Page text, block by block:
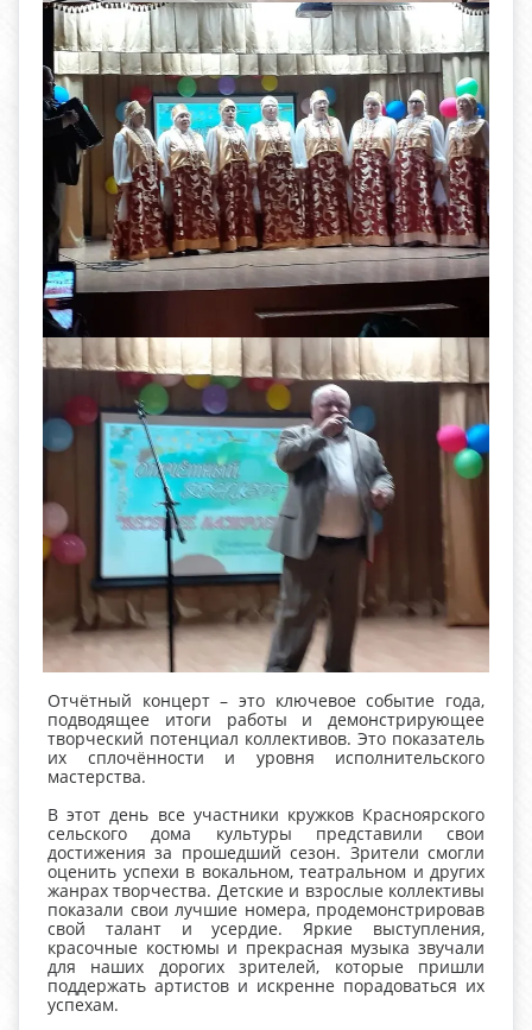
Отчётный концерт – это ключевое событие года,
подводящее итоги работы и демонстрирующее
творческий потенциал коллективов. Это показатель
их сплочённости и уровня исполнительского
мастерства.
В этот день все участники кружков Красноярского
сельского дома культуры представили свои
достижения за прошедший сезон. Зрители смогли
оценить успехи в вокальном, театральном и других
жанрах творчества. Детские и взрослые коллективы
показали свои лучшие номера, продемонстрировав
свой талант и усердие. Яркие выступления,
красочные костюмы и прекрасная музыка звучали
для наших дорогих зрителей, которые пришли
поддержать артистов и искренне порадоваться их
успехам.